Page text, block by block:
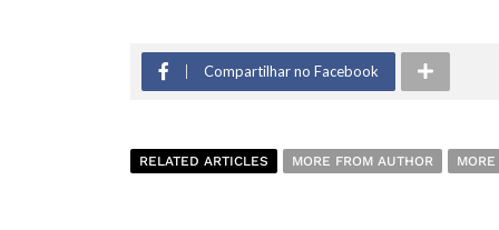
Compartilhar no Facebook
RELATED ARTICLES MORE FROM AUTHOR